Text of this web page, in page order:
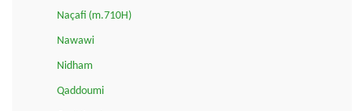
Naçafi (m.710H)
Nawawi
Nidham
Qaddoumi